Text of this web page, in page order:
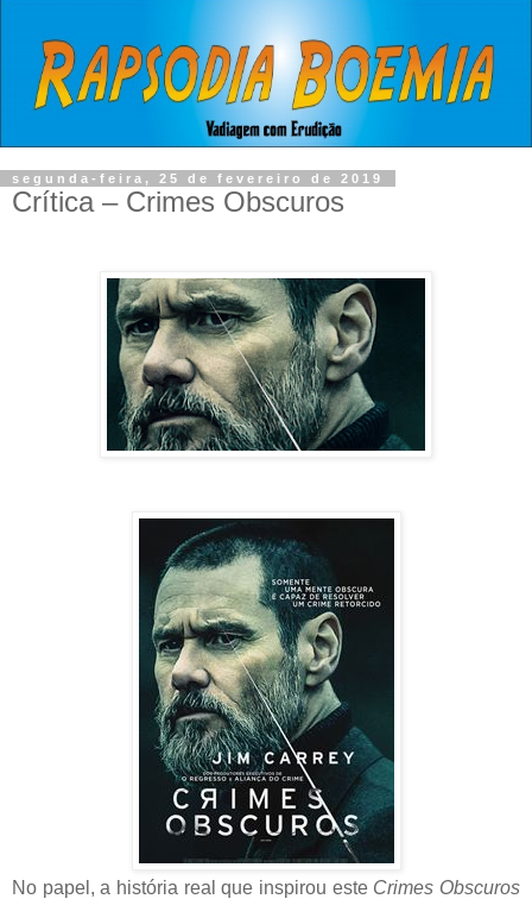
segunda-feira, 25 de fevereiro de 2019
Crítica – Crimes Obscuros
No papel, a história real que inspirou este Crimes Obscuros